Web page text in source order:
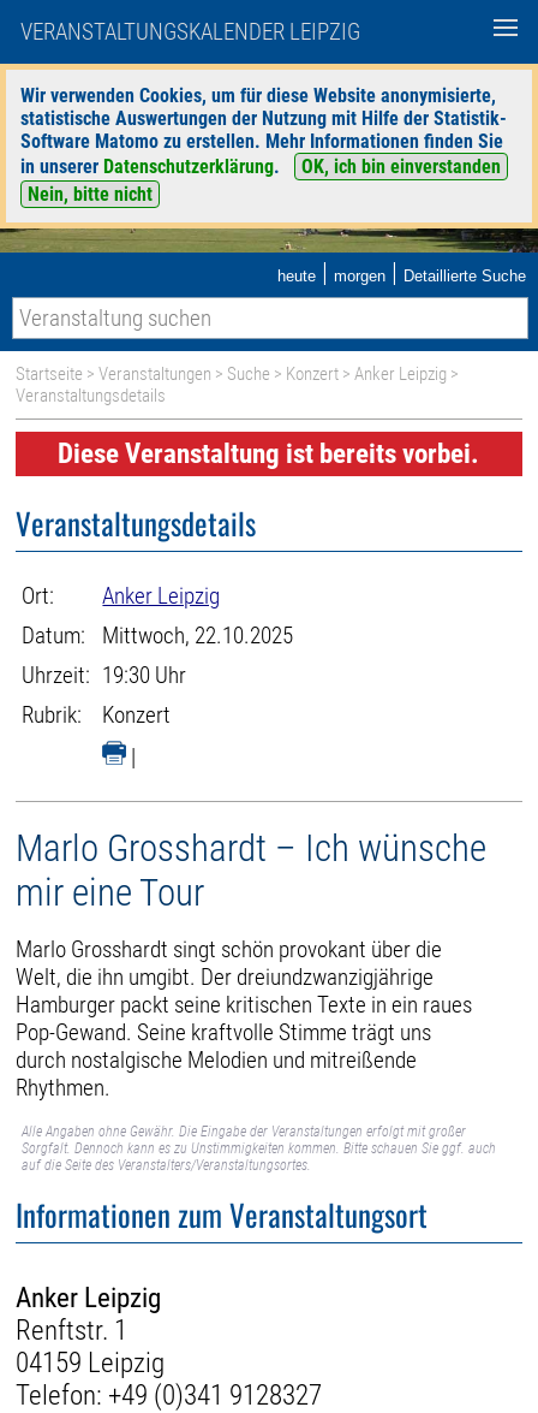
VERANSTALTUNGSKALENDER LEIPZIG
Wir verwenden Cookies, um für diese Website anonymisierte,
statistische Auswertungen der Nutzung mit Hilfe der Statistik-
Software Matomo zu erstellen. Mehr Informationen finden Sie
in unserer Datenschutzerklärung.
OK, ich bin einverstanden
Nein, bitte nicht
heute | morgen | Detaillierte Suche
Startseite >Veranstaltungen > Suche > Konzert >Anker Leipzig >
Veranstaltungsdetails
Diese Veranstaltung ist bereits vorbei.
Veranstaltungsdetails
Ort:
Anker Leipzig
Datum:
Mittwoch, 22.10.2025
Uhrzeit: 19:30 Uhr
Rubrik:
Konzert
|
Marlo Grosshardt – Ich wünsche
mir eine Tour
Marlo Grosshardt singt schön provokant über die
Welt, die ihn umgibt. Der dreiundzwanzigjährige
Hamburger packt seine kritischen Texte in ein raues
Pop-Gewand. Seine kraftvolle Stimme trägt uns
durch nostalgische Melodien und mitreißende
Rhythmen.
Alle Angaben ohne Gewähr. Die Eingabe der Veranstaltungen erfolgt mit großer
Sorgfalt. Dennoch kann es zu Unstimmigkeiten kommen. Bitte schauen Sie ggf. auch
auf die Seite des Veranstalters/Veranstaltungsortes.
Informationen zum Veranstaltungsort
Anker Leipzig
Renftstr. 1
04159 Leipzig
Telefon: +49 (0)341 9128327